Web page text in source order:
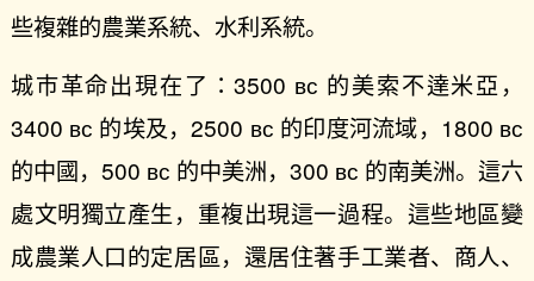
些複雜的農業系統、水利系統。
城市革命出現在了：3500 ʙᴄ 的美索不達米亞，
3400 ʙᴄ 的埃及，2500 ʙᴄ 的印度河流域，1800 ʙᴄ
的中國，500 ʙᴄ 的中美洲，300 ʙᴄ 的南美洲。這六
處文明獨立產生，重複出現這一過程。這些地區變
成農業人口的定居區，還居住著手工業者、商人、